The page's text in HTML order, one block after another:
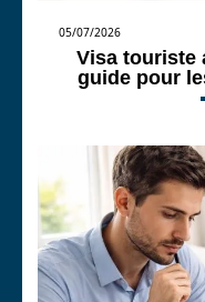
05/07/2026
Visa touriste
guide pour